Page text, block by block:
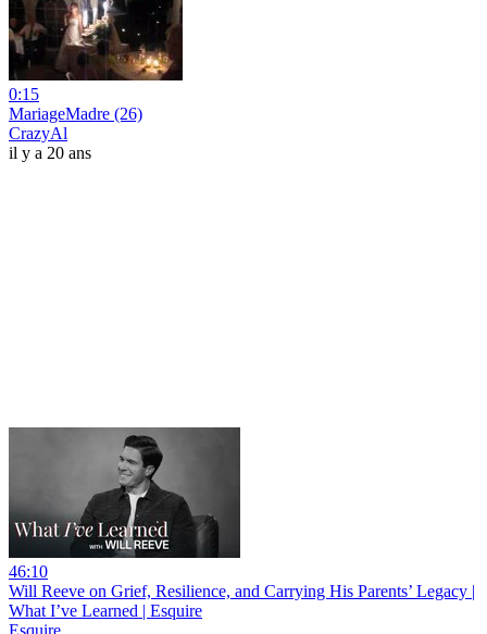
0:15
MariageMadre (26)
CrazyAl
il y a 20 ans
46:10
Will Reeve on Grief, Resilience, and Carrying His Parents’ Legacy |
What I’ve Learned | Esquire